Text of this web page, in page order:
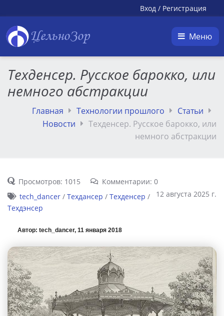
Вход / Регистрация
ЦельноЗор Меню
Техденсер. Русское барокко, или
немного абстракции
Главная Технологии прошлого
Статьи
Новости
Техденсер. Русское барокко, или
немного абстракции
Просмотров: 1015
Комментарии: 0
12 августа 2025 г.
tech_dancer/ Техдансер / Техденсер /
Техдэнсер
Автор: tech_dancer, 11 января 2018